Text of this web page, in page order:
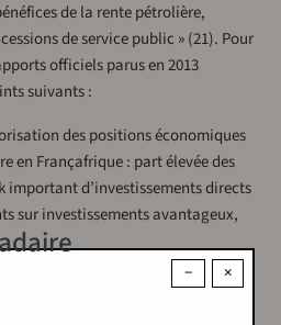
de la rente pétrolière,
de service public » (21). Pour
officiels parus en 2013
suivants :
des positions économiques
en Françafrique : part élevée des
d’investissements directs
sur investissements avantageux,
française au Maghreb pour
subsahariens. Par exemple,
×
−